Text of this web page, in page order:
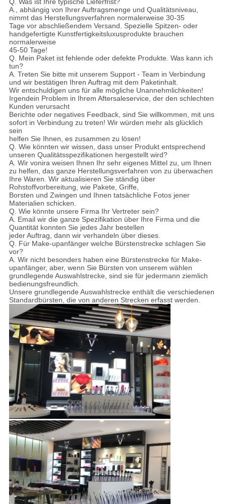
A., abhängig von Ihrer Auftragsmenge und Qualitätsniveau,
nimmt das Herstellungsverfahren normalerweise 30-35
Tage vor abschließendem Versand. Spezielle Spitzen- oder
handgefertigte Kunstfertigkeitsluxusprodukte brauchen
normalerweise
45-50 Tage!
Q. Mein Paket ist fehlende oder defekte Produkte. Was kann ich
tun?
A. Treten Sie bitte mit unserem Support - Team in Verbindung
und wir bestätigen Ihren Auftrag mit dem Paketinhalt.
Wir entschuldigen uns für alle mögliche Unannehmlichkeiten!
Irgendein Problem in Ihrem Aftersaleservice, der den schlechten
Kunden verursacht
Berichte oder negatives Feedback, sind Sie willkommen, mit uns
sofort in Verbindung zu treten! Wir würden mehr als glücklich
sein
helfen Sie Ihnen, es zusammen zu lösen!
Q. Wie könnten wir wissen, dass unser Produkt entsprechend
unseren Qualitätsspezifikationen hergestellt wird?
A. Wir vonira weisen Ihnen Ihr sehr eigenes Mittel zu, um Ihnen
zu helfen, das ganze Herstellungsverfahren von zu überwachen
Ihre Waren. Wir aktualisieren Sie ständig über
Rohstoffvorbereitung, wie Pakete, Griffe,
Borsten und Zwingen und Ihnen tatsächliche Fotos jener
Materialien schicken.
Q. Wie könnte unsere Firma Ihr Vertreter sein?
A. Email wir die ganze Spezifikation über Ihre Firma und die
Quantität konnten Sie jedes Jahr bestellen
jeder Auftrag, dann wir verhandeln über dieses.
Q. Für Make-upanfänger welche Bürstenstrecke schlagen Sie
vor?
A. Wir nicht besonders haben eine Bürstenstrecke für Make-
upanfänger, aber, wenn Sie Bürsten von unserem wählen
grundlegende Auswahlstrecke, sind sie für jedermann ziemlich
bedienungsfreundlich.
Unsere grundlegende Auswahlstrecke enthält die verschiedenen
Standardbürsten, die von anderen Strecken erfasst werden.